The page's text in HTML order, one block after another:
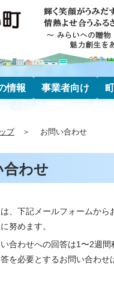
情報 事業者向け
プ お問い合わせ
合わせ
、下記メールフォームか
努めます。
合わせへの回答は1〜2週間
を必要とするお問い合わせ